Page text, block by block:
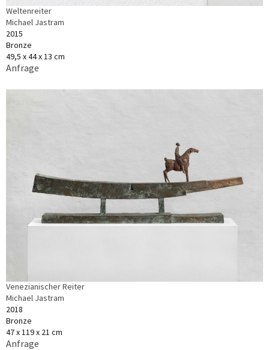
Weltenreiter
Michael Jastram
2015
Bronze
49,5 x 44 x 13 cm
Anfrage
Venezianischer Reiter
Michael Jastram
2018
Bronze
47 x 119 x 21 cm
Anfrage